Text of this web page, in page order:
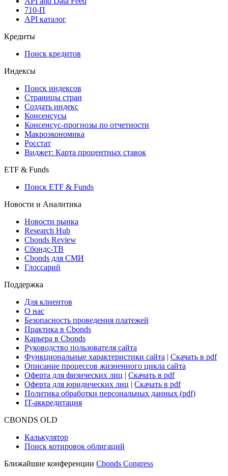
710-П
API каталог
Кредиты
Поиск кредитов
Индексы
Поиск индексов
Страницы стран
Создать индекс
Консенсусы
Консенсус-прогнозы по отчетности
Макроэкономика
Росстат
Виджет: Карта процентных ставок
ETF & Funds
Поиск ETF & Funds
Новости и Аналитика
Новости рынка
Research Hub
Cbonds Review
Сбондс-ТВ
Cbonds для СМИ
Глоссарий
Поддержка
Для клиентов
О нас
Безопасность проведения платежей
Практика в Cbonds
Карьера в Cbonds
Руководство пользователя сайта
Функциональные характеристики сайта | Скачать в pdf
Описание процессов жизненного цикла сайта
Оферта для физических лиц | Скачать в pdf
Оферта для юридических лиц | Скачать в pdf
Политика обработки персональных данных (pdf)
IT-аккредитация
CBONDS OLD
Калькулятор
Поиск котировок облигаций
Ближайшие конференции Cbonds Congress